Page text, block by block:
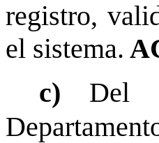
registro,
el sistema.
c)
Del